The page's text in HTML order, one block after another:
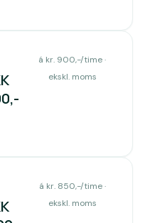
,-
á kr. 900,-/time ·
ekskl. moms
á kr. 850,-/time ·
ekskl. moms